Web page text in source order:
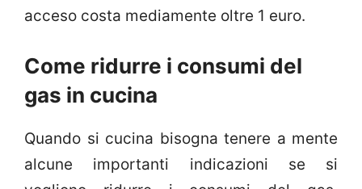
acceso costa mediamente oltre 1 euro.
Come ridurre i consumi del
gas in cucina
Quando si cucina bisogna tenere a mente
alcune importanti indicazioni se si